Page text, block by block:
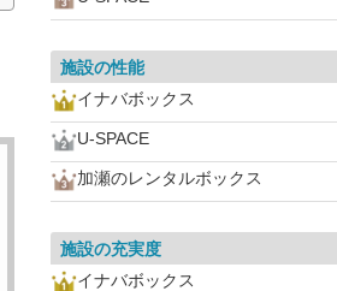
施設の性能
イナバボックス
U-SPACE
加瀬のレンタルボックス
施設の充実度
イナバボックス